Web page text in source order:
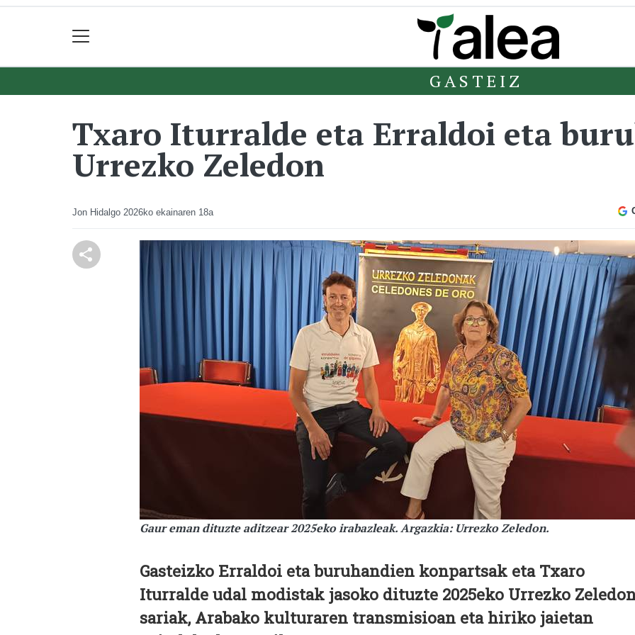
GASTEIZ
Txaro Iturralde eta Erraldoi eta
Urrezko Zeledon
Jon Hidalgo 2026ko ekainaren 18a
Gaur eman dituzte aditzear 2025eko irabazleak. Argazkia: Urrezko Zeledon.
Gasteizko Erraldoi eta buruhandien konpartsak eta Txaro
Iturralde udal modistak jasoko dituzte 2025eko Urrezko
sariak, Arabako kulturaren transmisioan eta hiriko jaietan